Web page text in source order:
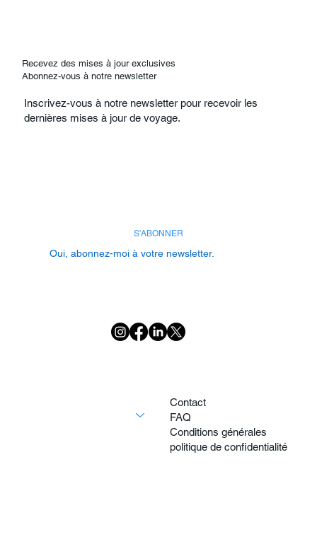
Recevez des mises à jour exclusives
Abonnez-vous à notre newsletter
Inscrivez-vous à notre newsletter pour recevoir les
dernières mises à jour de voyage.
S'ABONNER
Oui, abonnez-moi à votre newsletter.
Contact
FAQ
Conditions générales
politique de confidentialité